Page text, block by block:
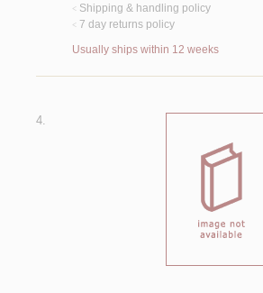
< Shipping & handling policy
< 7 day returns policy
Usually ships within 12 weeks
4.